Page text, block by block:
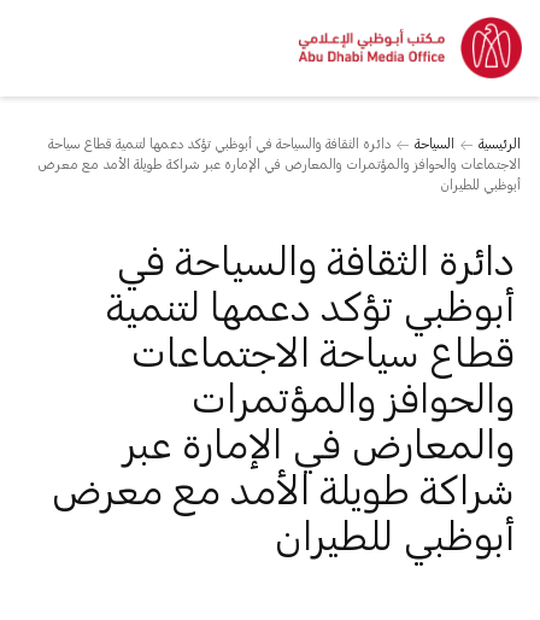
الرئيسية السياحة
دائرة الثقافة والسياحة في أبوظبي تؤكد دعمها لتنمية قطاع سياحة
الاجتماعات والحوافز والمؤتمرات والمعارض في الإمارة عبر شراكة طويلة الأمد مع معرض
أبوظبي للطيران
دائرة الثقافة والسياحة في
أبوظبي تؤكد دعمها لتنمية
قطاع سياحة الاجتماعات
والحوافز والمؤتمرات
والمعارض في الإمارة عبر
شراكة طويلة الأمد مع معرض
أبوظبي للطيران